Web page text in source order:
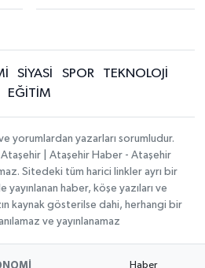
SİYASİ SPOR
TEKNOLOJİ
EĞİTİM
yorumlardan yazarları sorumludur.
Ataşehir | Ataşehir Haber - Ataşehir
Sitedeki tüm harici linkler ayrı bir
yayınlanan haber, köşe yazıları ve
kaynak gösterilse dahi, herhangi bir
ve yayınlanamaz
Haber